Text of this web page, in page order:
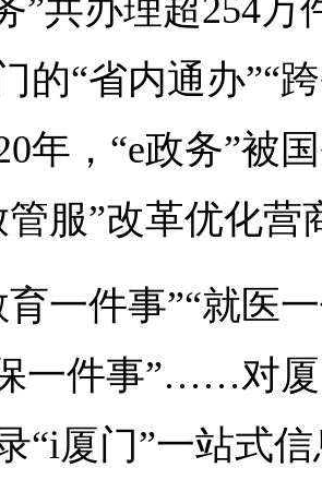
”共办理超254万
的“省内通办”“
年，“e政务”被
管服”改革优化营
育一件事”“就医
一件事”……对
“i厦门”一站式